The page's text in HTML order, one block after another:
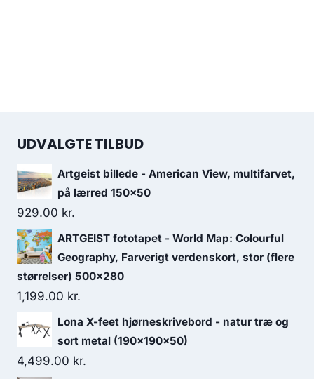
UDVALGTE TILBUD
Artgeist billede - American View, multifarvet,
på lærred 150x50
929.00 kr.
ARTGEIST fototapet - World Map: Colourful
Geography, Farverigt verdenskort, stor (flere
størrelser) 500x280
1,199.00 kr.
Lona X-feet hjørneskrivebord - natur træ og
sort metal (190x190x50)
4,499.00 kr.